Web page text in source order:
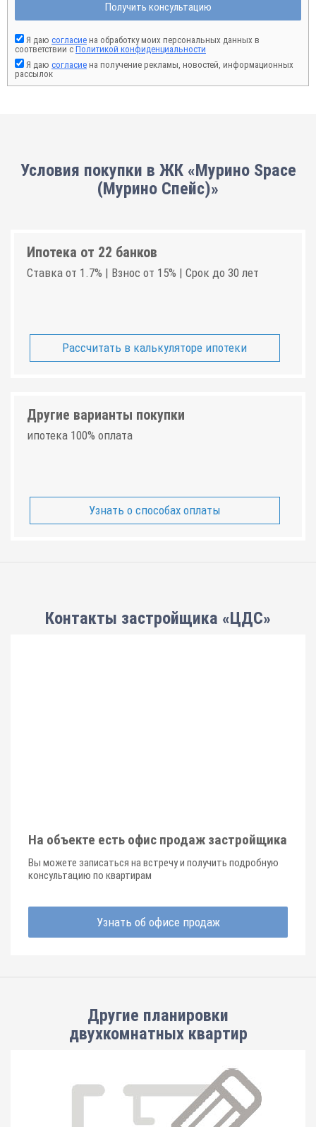
Получить консультацию
Я даю согласие на обработку моих персональных данных в
соответствии с Политикой конфиденциальности
Я даю согласие на получение рекламы, новостей, информационных
рассылок
Условия покупки в ЖК «Мурино Space
(Мурино Спейс)»
Ипотека от 22 банков
Ставка от 1.7% | Взнос от 15% | Срок до 30 лет
Рассчитать в калькуляторе ипотеки
Другие варианты покупки
ипотека 100% оплата
Узнать о способах оплаты
Контакты застройщика «ЦДС»
На объекте есть офис продаж застройщика
Вы можете записаться на встречу и получить подробную
консультацию по квартирам
Узнать об офисе продаж
Другие планировки
двухкомнатных квартир